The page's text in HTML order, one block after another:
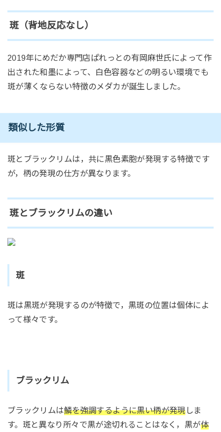
斑（背地反応なし）
2019年にめだか専門店ぱれっとの有岡麻世氏によって作
出された和墨によって、白色容器などの明るい環境でも
斑が薄くならない特徴のメダカが誕生しました。
類似した形質
斑とブラックリムは，共に黒色素胞が発現する特徴です
が，柄の発現の仕方が異なります。
斑とブラックリムの違い
斑
斑は黒斑が発現するのが特徴で，黒斑の位置は個体によ
って様々です。
ブラックリム
ブラックリムは鱗を強調するように黒い柄が発現しま
す。斑と異なり所々で黒が途切れることはなく，黒が体